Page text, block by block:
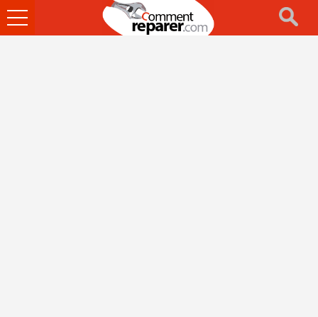
Ouvrir
le